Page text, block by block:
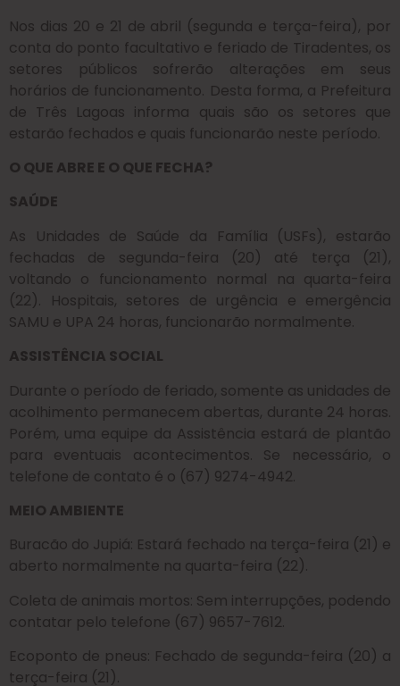
Nos dias 20 e 21 de abril (segunda e terça-feira), por
conta do ponto facultativo e feriado de Tiradentes, os
setores públicos sofrerão alterações em seus
horários de funcionamento. Desta forma, a Prefeitura
de Três Lagoas informa quais são os setores que
estarão fechados e quais funcionarão neste período.
O QUE ABRE E O QUE FECHA?
SAÚDE
As Unidades de Saúde da Família (USFs), estarão
fechadas de segunda-feira (20) até terça (21),
voltando o funcionamento normal na quarta-feira
(22). Hospitais, setores de urgência e emergência
SAMU e UPA 24 horas, funcionarão normalmente.
ASSISTÊNCIA SOCIAL
Durante o período de feriado, somente as unidades de
acolhimento permanecem abertas, durante 24 horas.
Porém, uma equipe da Assistência estará de plantão
para eventuais acontecimentos. Se necessário, o
telefone de contato é o (67) 9274-4942.
MEIO AMBIENTE
Buracão do Jupiá: Estará fechado na terça-feira (21) e
aberto normalmente na quarta-feira (22).
Coleta de animais mortos: Sem interrupções, podendo
contatar pelo telefone (67) 9657-7612.
Ecoponto de pneus: Fechado de segunda-feira (20) a
terça-feira (21).